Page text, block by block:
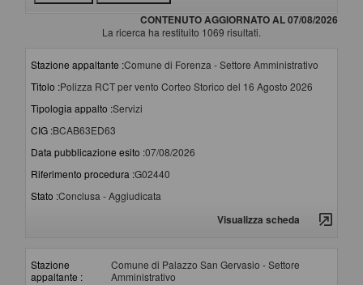
CONTENUTO AGGIORNATO AL 07/08/2026
La ricerca ha restituito 1069 risultati.
Stazione appaltante :Comune di Forenza - Settore Amministrativo
Titolo :Polizza RCT per vento Corteo Storico del 16 Agosto 2026
Tipologia appalto :Servizi
CIG :BCAB63ED63
Data pubblicazione esito :07/08/2026
Riferimento procedura :G02440
Stato :Conclusa - Aggiudicata
Visualizza scheda
Stazione
appaltante :
Comune di Palazzo San Gervasio - Settore
Amministrativo